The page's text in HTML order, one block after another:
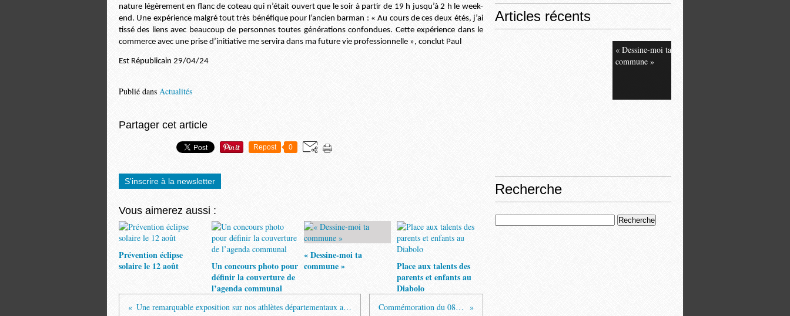
nature légèrement en flanc de coteau qui n’était ouvert que le soir à partir de 19 h jusqu’à 2 h le week-
end. Une expérience malgré tout très bénéfique pour l’ancien barman : « Au cours de ces deux étés, j’ai
tissé des liens avec beaucoup de personnes toutes générations confondues. Cette expérience dans le
commerce avec une prise d’initiative me servira dans ma future vie professionnelle », conclut Paul
Est Républicain 29/04/24
Publié dans Actualités
Partager cet article
Repost 0
S'inscrire à la newsletter
Vous aimerez aussi :
Prévention éclipse
solaire le 12 août
Un concours photo pour
définir la couverture de
l’agenda communal
« Dessine-moi ta
commune »
Place aux talents des
parents et enfants au
Diabolo
Une remarquable exposition sur nos athlètes départementaux aux JO Commémoration du 08 mai
Articles récents
« Dessine-moi ta
commune »
Recherche